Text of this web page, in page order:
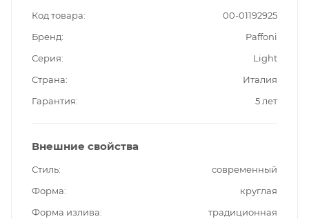
Код товара
00-01192925
Бренд
Paffoni
Серия
Light
Страна
Италия
Гарантия
5 лет
Внешние свойства
Стиль
современный
Форма
круглая
Форма излива
традиционная